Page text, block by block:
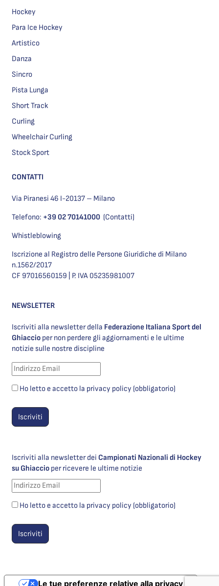
Hockey
Para Ice Hockey
Artistico
Danza
Sincro
Pista Lunga
Short Track
Curling
Wheelchair Curling
Stock Sport
CONTATTI
Via Piranesi 46 I-20137 – Milano
Telefono: +39 02 70141000 (Contatti)
Whistleblowing
Iscrizione al Registro delle Persone Giuridiche di Milano
n.1562/2017
CF 97016560159 | P. IVA 05235981007
NEWSLETTER
Iscriviti alla newsletter della Federazione Italiana Sport del
Ghiaccio per non perdere gli aggiornamenti e le ultime
notizie sulle nostre discipline
Ho letto e accetto la privacy policy (obbligatorio)
Iscriviti alla newsletter dei Campionati Nazionali di Hockey
su Ghiaccio per ricevere le ultime notizie
Ho letto e accetto la privacy policy (obbligatorio)
Le tue preferenze relative alla privacy